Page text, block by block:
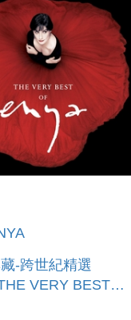
-跨世紀精選
VERY BEST